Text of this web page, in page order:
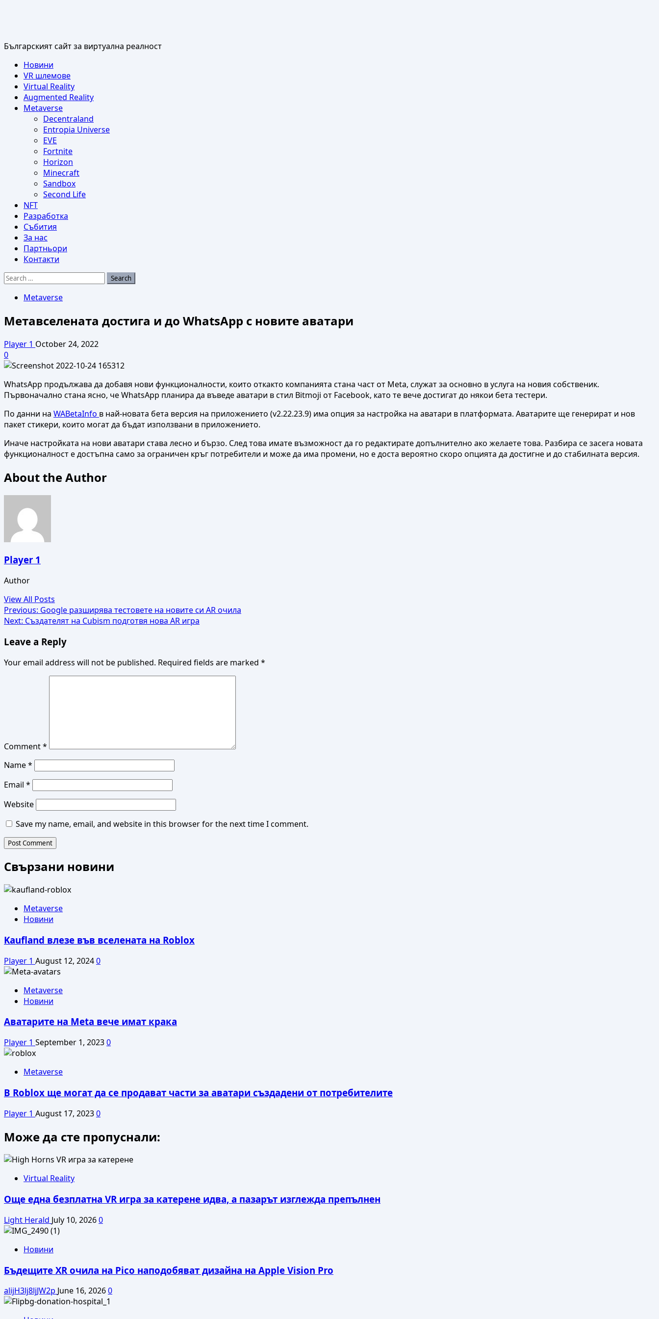
Българският сайт за виртуална реалност
Primary
Menu
Новини
VR шлемове
Virtual Reality
Augmented Reality
Metaverse
Decentraland
Entropia Universe
EVE
Fortnite
Horizon
Minecraft
Sandbox
Second Life
NFT
Разработка
Събития
За нас
Партньори
Контакти
Search
Metaverse
Метавселената достига и до WhatsApp с новите аватари
Player 1 October 24, 2022
0
WhatsApp продължава да добавя нови функционалности, които откакто компанията стана част от Meta, служат за основно в услуга на новия собственик.
Първоначално стана ясно, че WhatsApp планира да въведе аватари в стил Bitmoji от Facebook, като те вече достигат до някои бета тестери.
По данни на WABetaInfo в най-новата бета версия на приложението (v2.22.23.9) има опция за настройка на аватари в платформата. Аватарите ще генерират и нов
пакет стикери, които могат да бъдат използвани в приложението.
Иначе настройката на нови аватари става лесно и бързо. След това имате възможност да го редактирате допълнително ако желаете това. Разбира се засега новата
функционалност е достъпна само за ограничен кръг потребители и може да има промени, но е доста вероятно скоро опцията да достигне и до стабилната версия.
About the Author
Player 1
Author
View All Posts
Post
navigation
Previous: Google разширява тестовете на новите си AR очила
Next: Създателят на Cubism подготвя нова AR игра
Leave a Reply
Your email address will not be published. Required fields are marked *
Comment*
Name*
Email *
Website
Save my name, email, and website in this browser for the next time I comment.
Свързани новини
Metaverse
Новини
Kaufland влезе във вселената на Roblox
Player 1 August 12, 20240
Metaverse
Новини
Аватарите на Meta вече имат крака
Player 1 September 1, 20230
Metaverse
В Roblox ще могат да се продават части за аватари създадени от потребителите
Player 1 August 17, 20230
Може да сте пропуснали:
Virtual Reality
Още една безплатна VR игра за катерене идва, а пазарът изглежда препълнен
Light Herald July 10, 20260
Новини
Бъдещите XR очила на Pico наподобяват дизайна на Apple Vision Pro
alijH3lj8ljJW2p June 16, 20260